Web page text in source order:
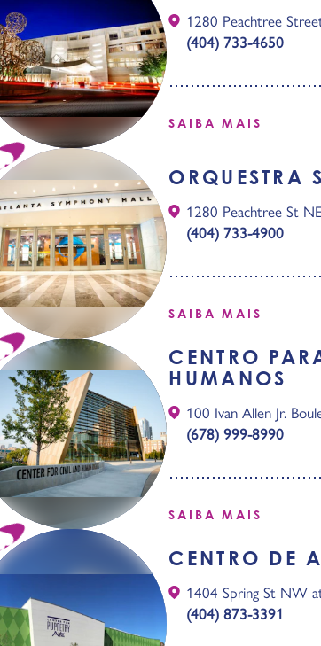
1280 Peachtree
(404) 733-4650
SAIBA MAIS
ORQUESTRA
1280 Peachtree St
(404) 733-4900
SAIBA MAIS
CENTRO
HUMANOS
100 Ivan Allen Jr.
(678) 999-8990
SAIBA MAIS
CENTRO DE
1404 Spring St NW
(404) 873-3391